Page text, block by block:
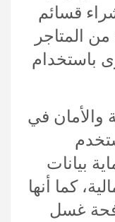
قسائم
المتاجر
باستخدام
والأمان في
بيانات
كما أنها
غسل